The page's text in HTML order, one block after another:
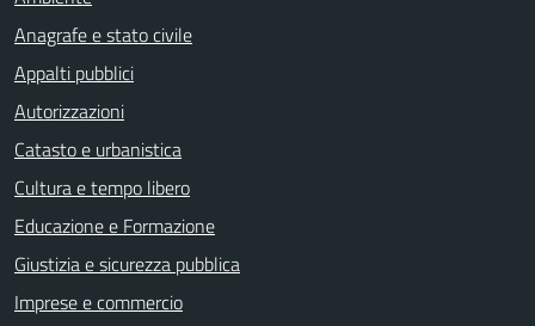
Anagrafe e stato civile
Appalti pubblici
Autorizzazioni
Catasto e urbanistica
Cultura e tempo libero
Educazione e Formazione
Giustizia e sicurezza pubblica
Imprese e commercio